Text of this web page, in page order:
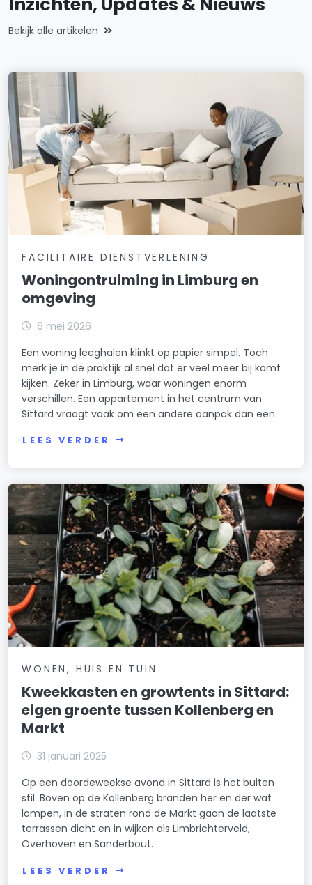
Bekijk alle artikelen
FACILITAIRE DIENSTVERLENING
Woningontruiming in Limburg en
omgeving
6 mei 2026
Een woning leeghalen klinkt op papier simpel. Toch
merk je in de praktijk al snel dat er veel meer bij komt
kijken. Zeker in Limburg, waar woningen enorm
verschillen. Een appartement in het centrum van
Sittard vraagt vaak om een andere aanpak dan een
LEES VERDER
WONEN, HUIS EN TUIN
Kweekkasten en growtents in Sittard:
eigen groente tussen Kollenberg en
Markt
31 januari 2025
Op een doordeweekse avond in Sittard is het buiten
stil. Boven op de Kollenberg branden her en der wat
lampen, in de straten rond de Markt gaan de laatste
terrassen dicht en in wijken als Limbrichterveld,
Overhoven en Sanderbout.
LEES VERDER